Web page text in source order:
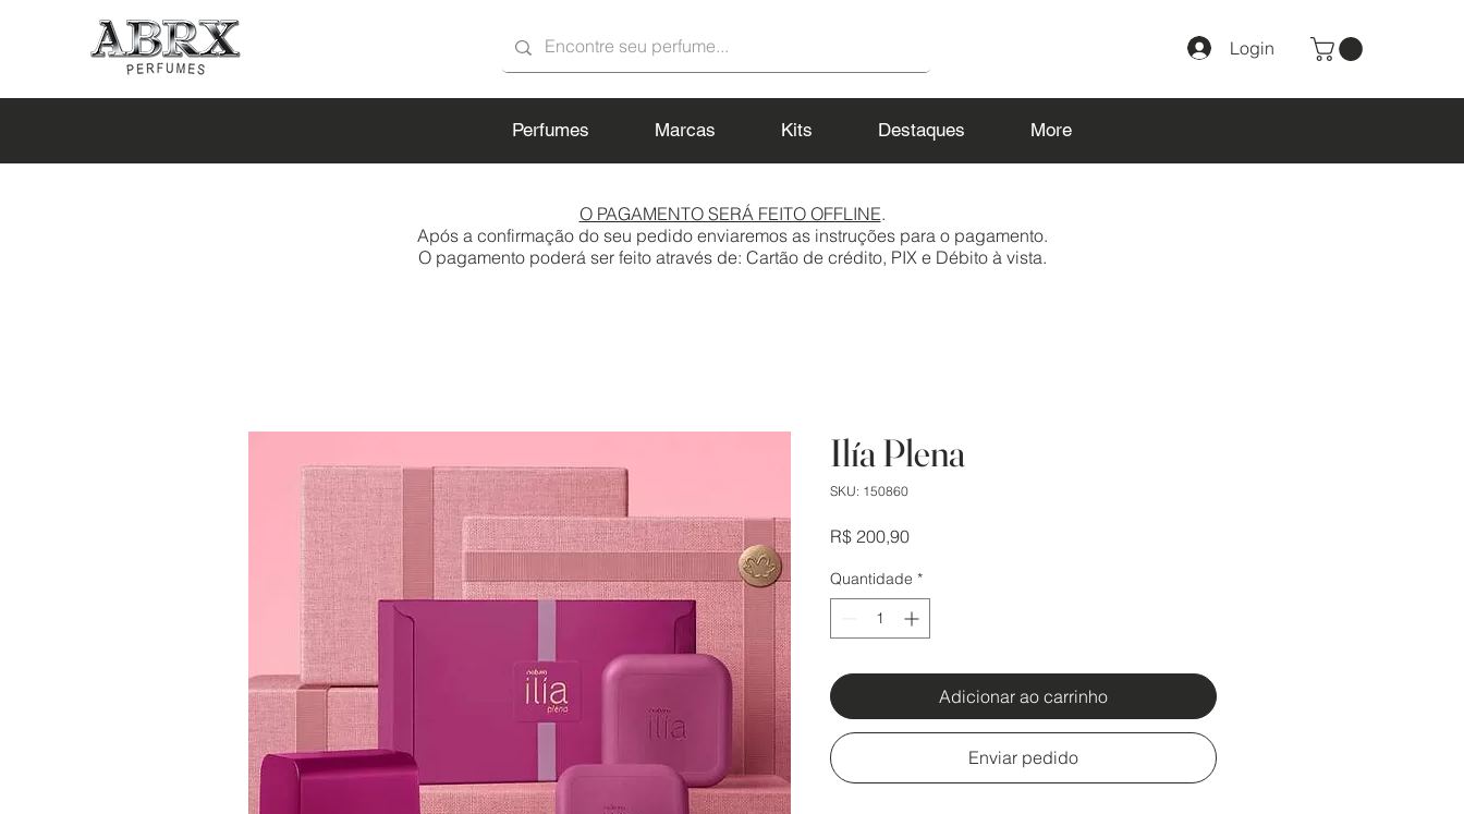
Login
Perfumes Marcas Kits Destaques More
O PAGAMENTO SERÁ FEITO OFFLINE.
Após a confirmação do seu pedido enviaremos as instruções para o pagamento.
O pagamento poderá ser feito através de: Cartão de crédito, PIX e Débito à vista.
Ilía Plena
SKU: 150860
R$ 200,90Preço
Quantidade *
Adicionar ao carrinho
Enviar pedido